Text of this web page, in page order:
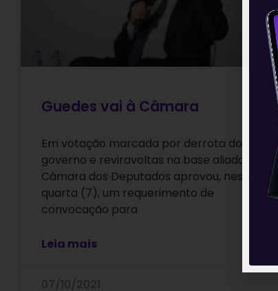
Guedes vai à Câmara
Em votação marcada por derrota do
governo e reviravoltas na base aliada, a
Câmara dos Deputados aprovou, nesta
quarta (7), um requerimento de
convocação para
Leia mais